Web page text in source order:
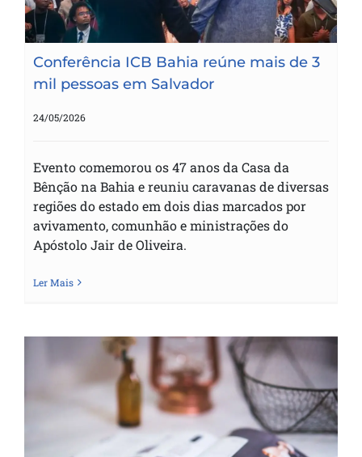
Conferência ICB Bahia reúne mais de 3
mil pessoas em Salvador
24/05/2026
Evento comemorou os 47 anos da Casa da
Bênção na Bahia e reuniu caravanas de diversas
regiões do estado em dois dias marcados por
avivamento, comunhão e ministrações do
Apóstolo Jair de Oliveira.
Ler Mais